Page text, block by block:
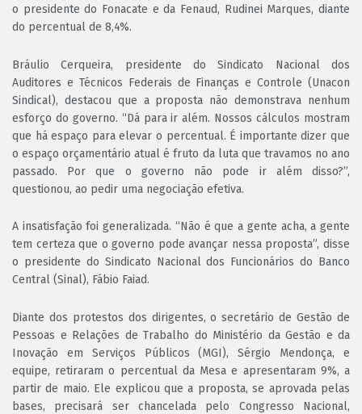
o presidente do Fonacate e da Fenaud, Rudinei Marques, diante
do percentual de 8,4%.
Bráulio Cerqueira, presidente do Sindicato Nacional dos
Auditores e Técnicos Federais de Finanças e Controle (Unacon
Sindical), destacou que a proposta não demonstrava nenhum
esforço do governo. “Dá para ir além. Nossos cálculos mostram
que há espaço para elevar o percentual. É importante dizer que
o espaço orçamentário atual é fruto da luta que travamos no ano
passado. Por que o governo não pode ir além disso?”,
questionou, ao pedir uma negociação efetiva.
A insatisfação foi generalizada. “Não é que a gente acha, a gente
tem certeza que o governo pode avançar nessa proposta”, disse
o presidente do Sindicato Nacional dos Funcionários do Banco
Central (Sinal), Fábio Faiad.
Diante dos protestos dos dirigentes, o secretário de Gestão de
Pessoas e Relações de Trabalho do Ministério da Gestão e da
Inovação em Serviços Públicos (MGI), Sérgio Mendonça, e
equipe, retiraram o percentual da Mesa e apresentaram 9%, a
partir de maio. Ele explicou que a proposta, se aprovada pelas
bases, precisará ser chancelada pelo Congresso Nacional,